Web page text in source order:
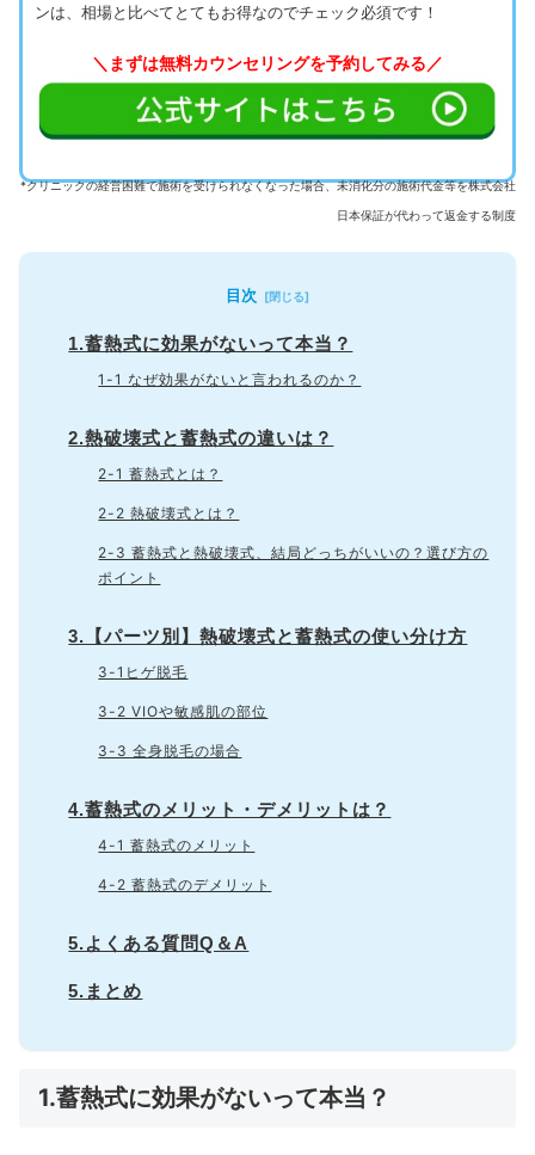
ンは、相場と比べてとてもお得なのでチェック必須です！
＼まずは無料カウンセリングを予約してみる／
*クリニックの経営困難で施術を受けられなくなった場合、未消化分の施術代金等を株式会社
日本保証が代わって返金する制度
目次
1.蓄熱式に効果がないって本当？
1-1 なぜ効果がないと言われるのか？
2.熱破壊式と蓄熱式の違いは？
2-1 蓄熱式とは？
2-2 熱破壊式とは？
2-3 蓄熱式と熱破壊式、結局どっちがいいの？選び方の
ポイント
3.【パーツ別】熱破壊式と蓄熱式の使い分け方
3-1ヒゲ脱毛
3-2 VIOや敏感肌の部位
3-3 全身脱毛の場合
4.蓄熱式のメリット・デメリットは？
4-1 蓄熱式のメリット
4-2 蓄熱式のデメリット
5.よくある質問Q＆A
5.まとめ
1.蓄熱式に効果がないって本当？